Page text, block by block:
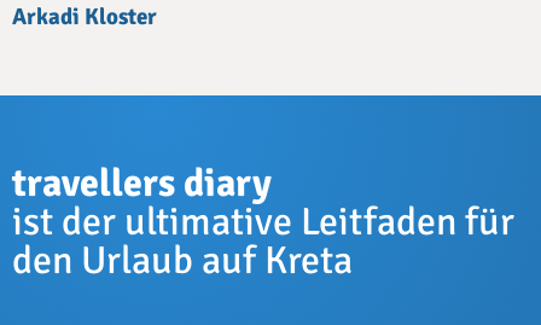
Arkadi Kloster
travellers diary
ist der ultimative Leitfaden für
den Urlaub auf Kreta